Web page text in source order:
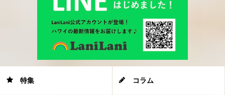
特集 コラム